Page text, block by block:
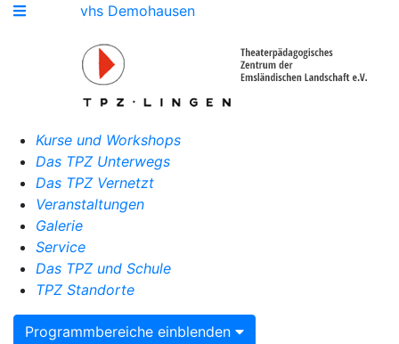
vhs Demohausen
Kurse und Workshops
Das TPZ Unterwegs
Das TPZ Vernetzt
Veranstaltungen
Galerie
Service
Das TPZ und Schule
TPZ Standorte
Programmbereiche einblenden